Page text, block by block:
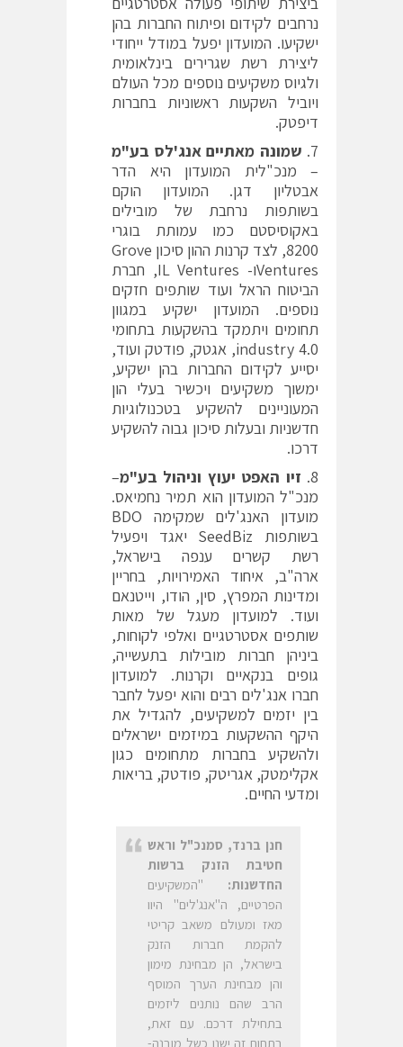
נרחבים לקידום ופיתוח החברות בהן
ישקיעו. המועדון יפעל במודל ייחודי
ליצירת רשת שגרירים בינלאומית
ולגיוס משקיעים נוספים מכל העולם
ויוביל השקעות ראשוניות בחברות
דיפטק.
שמונה מאתיים אנג'לס בע"מ
– מנכ"לית המועדון היא הדר
אבטליון דגן. המועדון הוקם
בשותפות נרחבת של מובילים
באקוסיסטם כמו עמותת בוגרי
8200, לצד קרנות ההון סיכון Grove
Venturesו- IL Ventures, חברת
הביטוח הראל ועוד שותפים חזקים
נוספים. המועדון ישקיע במגוון
תחומים ויתמקד בהשקעות בתחומי
industry 4.0, אגטק, פודטק ועוד,
יסייע לקידום החברות בהן ישקיע,
ימשוך משקיעים ויכשיר בעלי הון
המעוניינים להשקיע בטכנולוגיות
חדשניות ובעלות סיכון גבוה להשקיע
דרכו.
זיו האפט יעוץ וניהול בע"מ–
מנכ"ל המועדון הוא תמיר נחמיאס.
מועדון האנג'לים שמקימה BDO
בשותפות SeedBiz יאגד ויפעיל
רשת קשרים ענפה בישראל,
ארה"ב, איחוד האמירויות, בחריין
ומדינות המפרץ, סין, הודו, וייטנאם
ועוד. למועדון מעגל של מאות
שותפים אסטרטגיים ואלפי לקוחות,
ביניהן חברות מובילות בתעשייה,
גופים בנקאיים וקרנות. למועדון
חברו אנג'לים רבים והוא יפעל לחבר
בין יזמים למשקיעים, להגדיל את
היקף ההשקעות במיזמים ישראלים
ולהשקיע בחברות מתחומים כגון
אקלימטק, אגריטק, פודטק, בריאות
ומדעי החיים.
חנן ברנד, סמנכ"ל וראש
חטיבת הזנק ברשות
החדשנות:
"המשקיעים
הפרטיים, ה"אנג'לים" היוו
מאז ומעולם משאב קריטי
להקמת חברות הזנק
בישראל, הן מבחינת מימון
והן מבחינת הערך המוסף
הרב שהם נותנים ליזמים
בתחילת דרכם. עם זאת,
בתחום זה ישנו כשל מובנה-